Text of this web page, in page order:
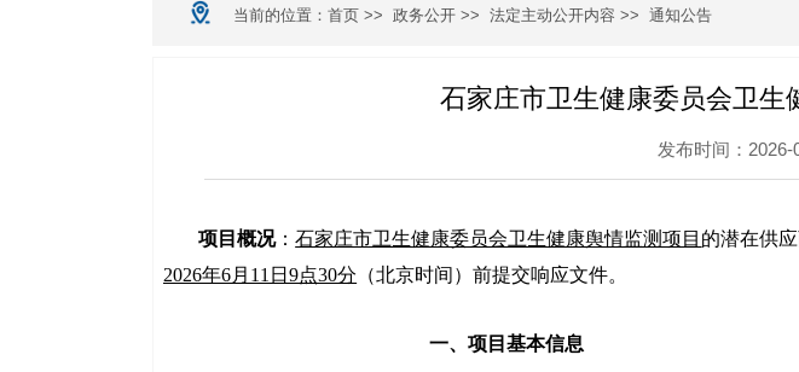
当前的位置：首页 >>政务公开 >>法定主动公开内容 >>通知公告
石家庄市卫生健康委员会卫生
发布时间：2026-
项目概况：石家庄市卫生健康委员会卫生健康舆情监测项目 的潜在供
2026年6月 11 日9点30分 （北京时间）前提交响应文件。
一、项目基本信息